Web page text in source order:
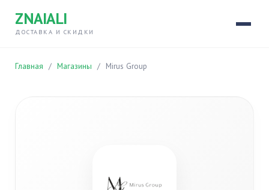
ZNAIALI
ДОСТАВКА И СКИДКИ
Главная / Магазины / Mirus Group